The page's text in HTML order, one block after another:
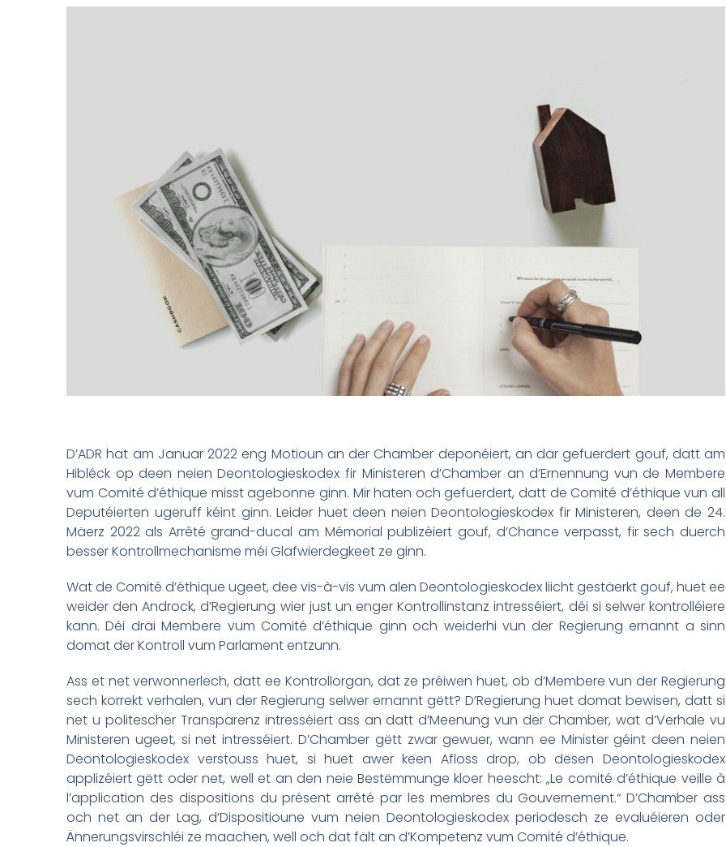
D’ADR hat am Januar 2022 eng Motioun an der Chamber deponéiert, an där gefuerdert gouf, datt am
Hibléck op deen neien Deontologieskodex fir Ministeren d’Chamber an d’Ernennung vun de Membere
vum Comité d’éthique misst agebonne ginn. Mir haten och gefuerdert, datt de Comité d’éthique vun all
Deputéierten ugeruff kéint ginn. Leider huet deen neien Deontologieskodex fir Ministeren, deen de 24.
Mäerz 2022 als Arrêté grand-ducal am Mémorial publizéiert gouf, d’Chance verpasst, fir sech duerch
besser Kontrollmechanisme méi Glafwierdegkeet ze ginn.
Wat de Comité d’éthique ugeet, dee vis-à-vis vum alen Deontologieskodex liicht gestäerkt gouf, huet ee
weider den Androck, d’Regierung wier just un enger Kontrollinstanz intresséiert, déi si selwer kontrolléiere
kann. Déi dräi Membere vum Comité d’éthique ginn och weiderhi vun der Regierung ernannt a sinn
domat der Kontroll vum Parlament entzunn.
Ass et net verwonnerlech, datt ee Kontrollorgan, dat ze préiwen huet, ob d’Membere vun der Regierung
sech korrekt verhalen, vun der Regierung selwer ernannt gëtt? D’Regierung huet domat bewisen, datt si
net u politescher Transparenz intresséiert ass an datt d’Meenung vun der Chamber, wat d’Verhale vu
Ministeren ugeet, si net intresséiert. D’Chamber gëtt zwar gewuer, wann ee Minister géint deen neien
Deontologieskodex verstouss huet, si huet awer keen Afloss drop, ob dësen Deontologieskodex
applizéiert gëtt oder net, well et an den neie Bestëmmunge kloer heescht: „Le comité d’éthique veille à
l’application des dispositions du présent arrêté par les membres du Gouvernement.“ D’Chamber ass
och net an der Lag, d’Dispositioune vum neien Deontologieskodex periodesch ze evaluéieren oder
Ännerungsvirschléi ze maachen, well och dat fält an d’Kompetenz vum Comité d’éthique.